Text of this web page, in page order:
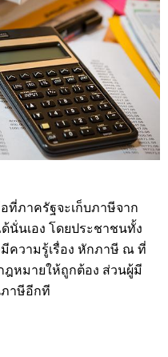
ที่ภาครัฐจะเก็บภาษีจาก
นั่นเอง โดยประชาชนทั้ง
ความรู้เรื่อง หักภาษี ณ ที่
หมายให้ถูกต้อง ส่วนผู้มี
ภาษีอีกที